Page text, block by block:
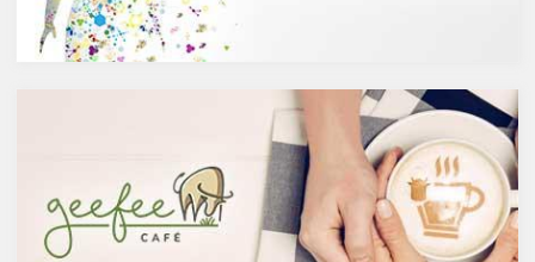
酵させて造られたもの。蒸留酒
は、この発酵された醸造酒をさ
らに蒸留して作られたものでス
で、蒸留酒は一般的には40度～
50度、最大で90度台のアルコー
ルとなります。以下が主なお酒
の醸造酒と蒸留酒の分類です。
免疫力を向上させる亜鉛の吸収
を助けるケルセチン
免疫力を保つことは、コロナウ
イルスの対策に限らず風邪やイ
ンフルエンザなど、さまざまな
疾患に対して人の体に有益な効
果を与えます。その免疫システ
ムを維持するのに重要な働きを